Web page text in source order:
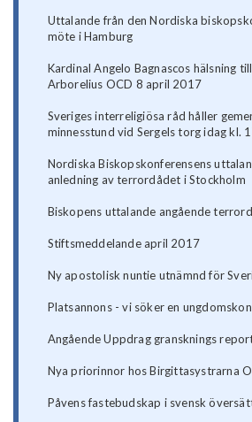
Uttalande från den Nordiska
möte i Hamburg
Kardinal Angelo Bagnascos hälsning
Arborelius OCD 8 april 2017
Sveriges interreligiösa råd håller
minnesstund vid Sergels torg idag kl.
Nordiska Biskopskonferensens
anledning av terrordådet i Stockholm
Biskopens uttalande angående
Stiftsmeddelande april 2017
Ny apostolisk nuntie utnämnd för
Platsannons - vi söker en
Angående Uppdrag gransknings
Nya priorinnor hos Birgittasystrarna O
Påvens fastebudskap i svensk